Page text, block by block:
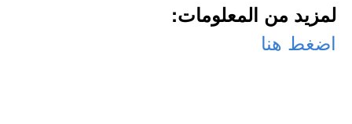
لمزيد من المعلومات:
اضغط هنا